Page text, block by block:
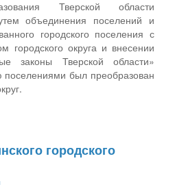
Тверской области
объединения поселений и
городского поселения с
городского округа и внесении
законы Тверской области»
был преобразован
городского